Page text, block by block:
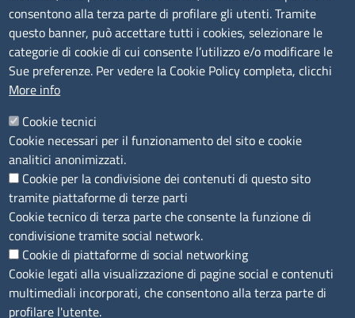
Bandi e concorsi
Segnalazioni Whistleblowing
Accessibilità
IBAN e pagamenti informatici
Informative privacy e cookie
Verifiche PA
Attuazione misure PNRR
Modulistica
SEGUICI SU
consentono alla terza parte di profilare gli utenti. Tramite
questo banner, può accettare tutti i cookies, selezionare le
categorie di cookie di cui consente l’utilizzo e/o modificare le
Sue preferenze. Per vedere la Cookie Policy completa, clicchi
More info
Cookie tecnici
Cookie necessari per il funzionamento del sito e cookie
analitici anonimizzati.
Cookie per la condivisione dei contenuti di questo sito
tramite piattaforme di terze parti
Cookie tecnico di terza parte che consente la funzione di
condivisione tramite social network.
Cookie di piattaforme di social networking
Cookie legati alla visualizzazione di pagine social e contenuti
multimediali incorporati, che consentono alla terza parte di
profilare l'utente.